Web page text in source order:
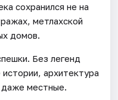
сохранился не на
метлахской
домов.
Без легенд
архитектура
даже местные.